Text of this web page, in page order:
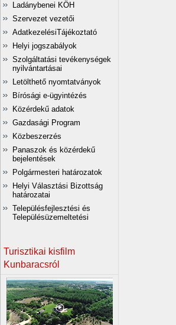
Ladánybenei KÖH
Szervezet vezetői
AdatkezelésiTájékoztató
Helyi jogszabályok
Szolgáltatási tevékenységek
nyilvántartásai
Letölthető nyomtatványok
Bírósági e-ügyintézés
Közérdekű adatok
Gazdasági Program
Közbeszerzés
Panaszok és közérdekű
bejelentések
Polgármesteri határozatok
Helyi Választási Bizottság
határozatai
Településfejlesztési és
Településüzemeltetési
Turisztikai kisfilm
Kunbaracsról